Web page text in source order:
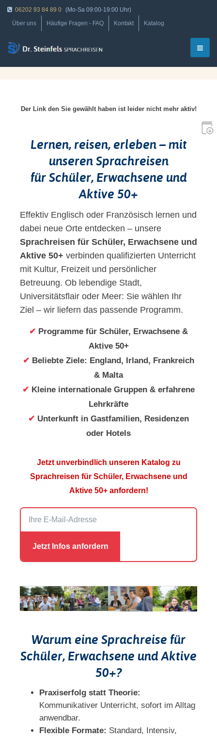
06202 93 84 89 0 (Mo-Sa 09:00-19:00 Uhr)
Über uns
Häufige Fragen - FAQ Kontakt Katalog
Der Link den Sie gewählt haben ist leider nicht mehr aktiv!
Lernen, reisen, erleben – mit
unseren Sprachreisen
für Schüler, Erwachsene und
Aktive 50+
Effektiv Englisch oder Französisch lernen und
dabei neue Orte entdecken – unsere
Sprachreisen für Schüler, Erwachsene und
Aktive 50+ verbinden qualifizierten Unterricht
mit Kultur, Freizeit und persönlicher
Betreuung. Ob lebendige Stadt,
Universitätsflair oder Meer: Sie wählen Ihr
Ziel – wir liefern das passende Programm.
✔ Programme für Schüler, Erwachsene &
Aktive 50+
✔ Beliebte Ziele: England, Irland, Frankreich
& Malta
✔ Kleine internationale Gruppen & erfahrene
Lehrkräfte
✔ Unterkunft in Gastfamilien, Residenzen
oder Hotels
Jetzt unverbindlich unseren Katalog zu
Sprachreisen für Schüler, Erwachsene und
Aktive 50+ anfordern!
Warum eine Sprachreise für
Schüler, Erwachsene und Aktive
50+?
Praxiserfolg statt Theorie:
Kommunikativer Unterricht, sofort im Alltag
anwendbar.
Flexible Formate: Standard, Intensiv,